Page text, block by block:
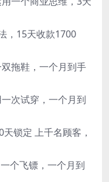
，15天收款1700
拖鞋，一个月到手
次试穿，一个月到
锁定 上千名顾客，
个飞镖，一个月到